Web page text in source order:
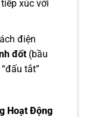
xúc với
điện
đốt(bầu
tắt”
Hoạt Động